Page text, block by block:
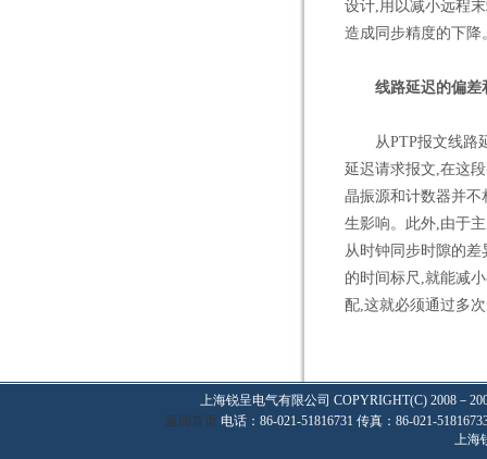
设计,用以减小远程
造成同步精度的下降
线路延迟的偏差
从PTP报文线路延
延迟请求报文,在这
晶振源和计数器并
生影响。此外,由于
从时钟同步时隙的
的时间标尺,就能减
配,这就必须通过多
上海锐呈电气有限公司 COPYRIGHT(C) 2008－
返回首页 电话：86-021-51816731 传真：86-021-
上海